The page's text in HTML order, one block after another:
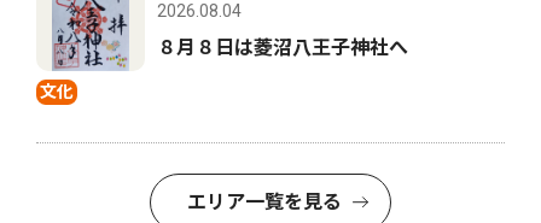
文化
2026.08.04
８月８日は菱沼八王子神社へ
エリア一覧を見る